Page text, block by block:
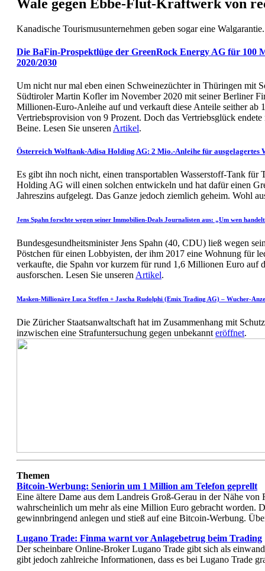
Wale gegen Ebbe-Flut-Kraftwerk von
Kanadische Tourismusunternehmen geben sogar eine
Die BaFin-Prospektlüge der GreenRock Energy AG für 100
2020/2030
Um nicht nur mal eben einen Schweinezüchter in Thüringen mit
Südtiroler Martin Kofler im November 2020 mit seiner Berliner
Millionen-Euro-Anleihe auf und verkauft diese Anteile seither ab
Vertriebsprovision von 9 Prozent. Doch das Vertriebsglück
Beine. Lesen Sie unseren Artikel.
Österreich Wolftank-Adisa Holding AG: 2 Mio.-Anleihe für ausgelagertes
Es gibt ihn noch nicht, einen transportablen Wasserstoff-Tank
Holding AG will einen solchen entwickeln und hat dafür einen
Jahreszins aufgelegt. Das Ganze jedoch ziemlich geheim. Wohl
Jens Spahn forschte wegen seiner Immobilien-Deals Journalisten aus: „Um wen handelt
Bundesgesundheitsminister Jens Spahn (40, CDU) ließ wegen
Pöstchen für einen Lobbyisten, der ihm 2017 eine Wohnung für
verkaufte, die Spahn vor kurzem für rund 1,6 Millionen Euro auf
ausforschen. Lesen Sie unserenArtikel.
Masken-Millionäre Luca Steffen + Jascha Rudolphi (Emix Trading AG) – Wucher-
Die Züricher Staatsanwaltschaft hat im Zusammenhang mit
inzwischen eine Strafuntersuchung gegen unbekannt eröffnet.
Themen
Bitcoin-Werbung: Seniorin um 1 Million am Telefon geprellt
Eine ältere Dame aus dem Landreis Groß-Gerau in der Nähe
wahrscheinlich um mehr als eine Million Euro gebracht worden.
gewinnbringend anlegen und stieß auf eine Bitcoin-Werbung.
Lugano Trade: Finma warnt vor Anlagebetrug beim Trading
Der scheinbare Online-Broker Lugano Trade gibt sich als
gibt jedoch zahlreiche Informationen, dass es bei Lugano Trade